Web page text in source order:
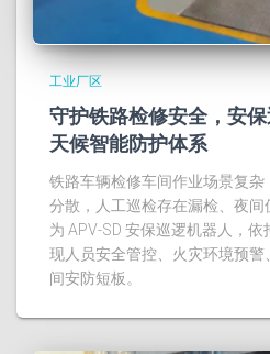
工业厂区
守护铁路检修安全，安
天候智能防护体系
铁路车辆检修车间作业场景复
分散，人工巡检存在漏检、夜
为 APV‑SD 安保巡逻机器人，
现人员安全管控、火灾环境预
间安防短板。